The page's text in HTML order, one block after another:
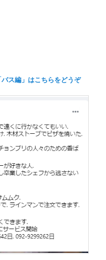
ス編」はこちらをどうぞ